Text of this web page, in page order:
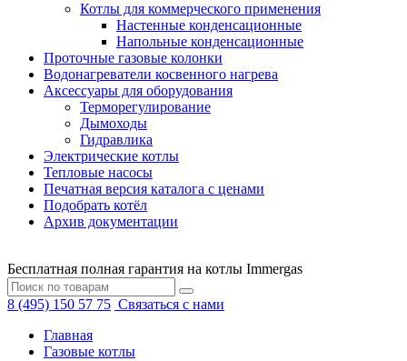
Котлы для коммерческого применения
Настенные конденсационные
Напольные конденсационные
Проточные газовые колонки
Водонагреватели косвенного нагрева
Аксессуары для оборудования
Терморегулирование
Дымоходы
Гидравлика
Электрические котлы
Тепловые насосы
Печатная версия каталога с ценами
Подобрать котёл
Архив документации
Бесплатная полная гарантия на котлы Immergas
8 (495) 150 57 75 Связаться с нами
Главная
Газовые котлы